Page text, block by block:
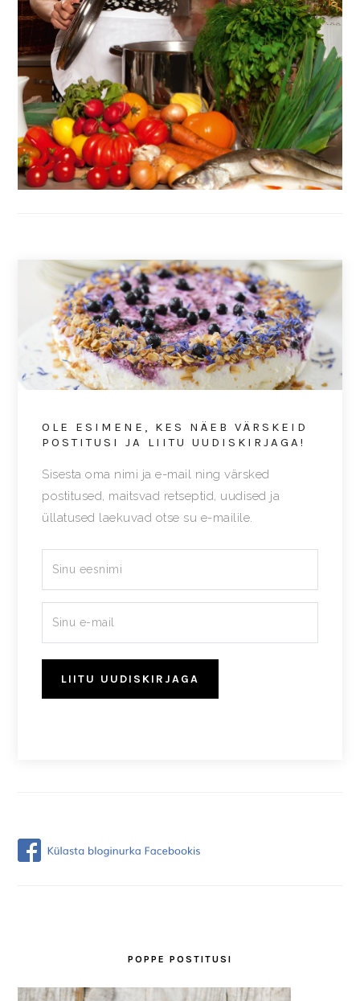
OLE ESIMENE, KES NÄEB VÄRSKEID
POSTITUSI JA LIITU UUDISKIRJAGA!
Sisesta oma nimi ja e-mail ning värsked
postitused, maitsvad retseptid, uudised ja
üllatused laekuvad otse su e-mailile.
LIITU UUDISKIRJAGA
POPPE POSTITUSI